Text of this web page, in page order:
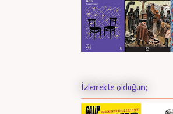
İzlemekte olduğum;